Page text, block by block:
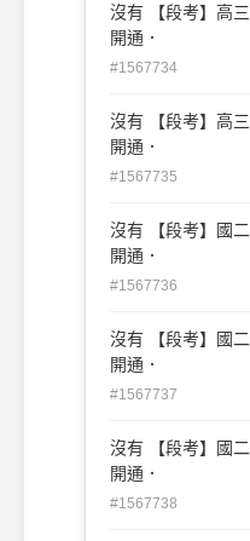
沒有 【段考】高
開通．
#1567734
沒有 【段考】高
開通．
#1567735
沒有 【段考】國
開通．
#1567736
沒有 【段考】國
開通．
#1567737
沒有 【段考】國
開通．
#1567738